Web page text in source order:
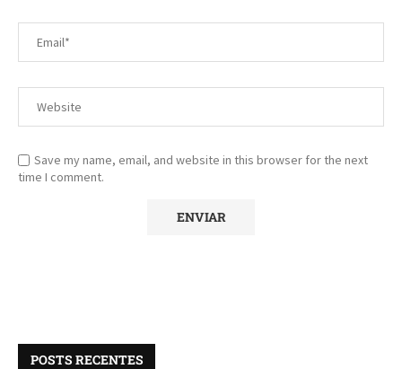
Save my name, email, and website in this browser for the next
time I comment.
POSTS RECENTES